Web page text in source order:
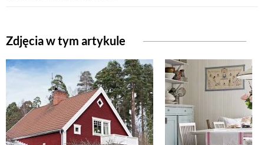
Zdjęcia w tym artykule